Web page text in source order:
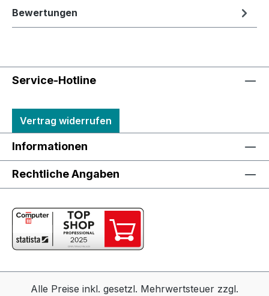
Bewertungen
Service-Hotline
Vertrag widerrufen
Informationen
Rechtliche Angaben
Alle Preise inkl. gesetzl. Mehrwertsteuer zzgl.